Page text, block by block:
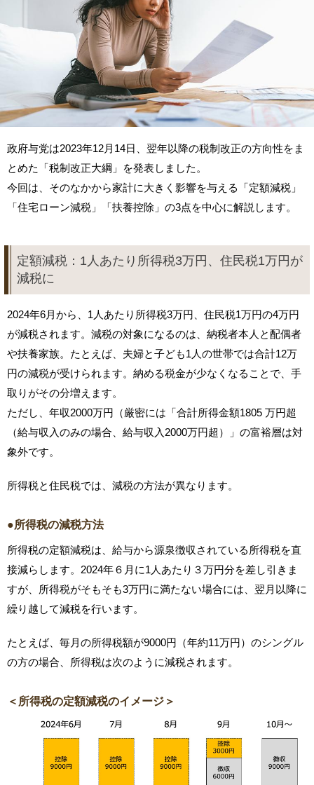
政府与党は2023年12月14日、翌年以降の税制改正の方向性をま
とめた「税制改正大綱」を発表しました。
今回は、そのなかから家計に大きく影響を与える「定額減税」
「住宅ローン減税」「扶養控除」の3点を中心に解説します。
定額減税：1人あたり所得税3万円、住民税1万円が
減税に
2024年6月から、1人あたり所得税3万円、住民税1万円の4万円
が減税されます。減税の対象になるのは、納税者本人と配偶者
や扶養家族。たとえば、夫婦と子ども1人の世帯では合計12万
円の減税が受けられます。納める税金が少なくなることで、手
取りがその分増えます。
ただし、年収2000万円（厳密には「合計所得金額1805 万円超
（給与収入のみの場合、給与収入2000万円超）」の富裕層は対
象外です。
所得税と住民税では、減税の方法が異なります。
●所得税の減税方法
所得税の定額減税は、給与から源泉徴収されている所得税を直
接減らします。2024年６月に1人あたり３万円分を差し引きま
すが、所得税がそもそも3万円に満たない場合には、翌月以降に
繰り越して減税を行います。
たとえば、毎月の所得税額が9000円（年約11万円）のシングル
の方の場合、所得税は次のように減税されます。
＜所得税の定額減税のイメージ＞